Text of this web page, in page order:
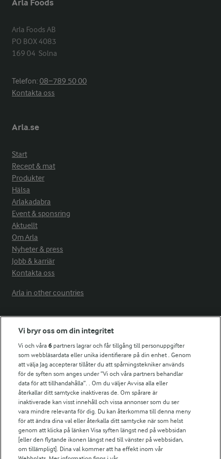
Arla Foods
Arla Foods AB
PO BOX 4083
169 04  Solna
Telefon:08−789 50 00
Kontakta oss
Arla.se
Start
Recept & mat
Produkter
Hälsa
Arlakadabra
Event & sponsring
Aktuellt
Om Arla
Nyheter & press
Jobb & karriär
Kontakta oss
Arla in other countries
Fler Arlasajter
För ägare
Arlas kundportal
Arla.com
Falbygdens Ost
Arla webbshop
Bildbank
Följ oss
Vi bryr oss om din integritet
Vi och våra6 partners lagrar och får tillgång till personuppgifter
som webbläsardata eller unika identifierare på din enhet . Genom
att välja Jag accepterar tillåter du att spårningstekniker används
för de syften som anges under ”Vi och våra partners behandlar
data för att tillhandahålla”. . Om du väljer Avvisa alla eller
återkallar ditt samtycke inaktiveras de. Om spårare är
inaktiverade kan visst innehåll och vissa annonser som du ser
vara mindre relevanta för dig. Du kan återkomma till denna meny
för att ändra dina val eller återkalla ditt samtycke när som helst
genom att klicka på länken Visa syften längst ned på webbsidan
[eller den flytande ikonen längst ned till vänster på webbsidan,
om tillämpligt]. Dina val kommer att ha effekt inom vår